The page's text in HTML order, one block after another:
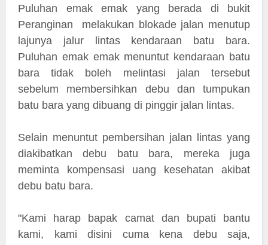
Puluhan emak emak yang berada di bukit
Peranginan melakukan blokade jalan menutup
lajunya jalur lintas kendaraan batu bara.
Puluhan emak emak menuntut kendaraan batu
bara tidak boleh melintasi jalan tersebut
sebelum membersihkan debu dan tumpukan
batu bara yang dibuang di pinggir jalan lintas.
Selain menuntut pembersihan jalan lintas yang
diakibatkan debu batu bara, mereka juga
meminta kompensasi uang kesehatan akibat
debu batu bara.
"Kami harap bapak camat dan bupati bantu
kami, kami disini cuma kena debu saja,